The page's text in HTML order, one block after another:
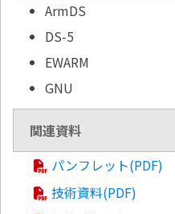
ArmDS
DS-5
EWARM
GNU
関連資料
パンフレット(PDF)
技術資料(PDF)